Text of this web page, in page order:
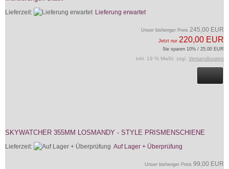
Lieferzeit: Lieferung erwartet
Unser bisheriger Preis 245,00 EUR
Jetzt nur 220,00 EUR
Sie sparen 10% / 25,00 EUR
inkl. 19 % MwSt. zzgl. Versandkosten
SKYWATCHER 355MM LOSMANDY - STYLE PRISMENSCHIENE
Lieferzeit: Auf Lager + Überprüfung
Unser bisheriger Preis 99,00 EUR